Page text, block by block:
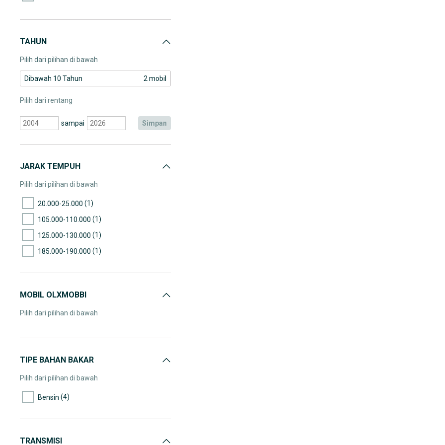
TAHUN
Pilih dari pilihan di bawah
Dibawah 10 Tahun 2 mobil
Pilih dari rentang
sampai simpan
JARAK TEMPUH
Pilih dari pilihan di bawah
20.000-25.000 (1)
105.000-110.000 (1)
125.000-130.000 (1)
185.000-190.000 (1)
MOBIL OLXMOBBI
Pilih dari pilihan di bawah
TIPE BAHAN BAKAR
Pilih dari pilihan di bawah
Bensin (4)
TRANSMISI